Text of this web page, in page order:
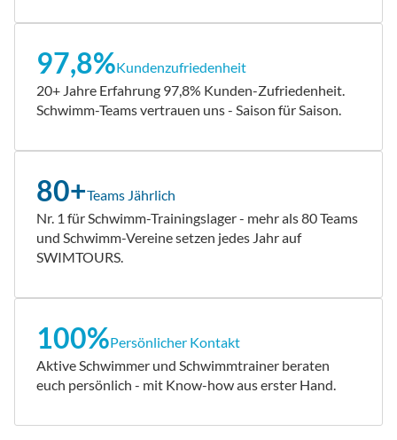
97,8%Kundenzufriedenheit
20+ Jahre Erfahrung 97,8% Kunden-Zufriedenheit.
Schwimm-Teams vertrauen uns - Saison für Saison.
80+Teams Jährlich
Nr. 1 für Schwimm-Trainingslager - mehr als 80 Teams
und Schwimm-Vereine setzen jedes Jahr auf
SWIMTOURS.
100%Persönlicher Kontakt
Aktive Schwimmer und Schwimmtrainer beraten
euch persönlich - mit Know-how aus erster Hand.